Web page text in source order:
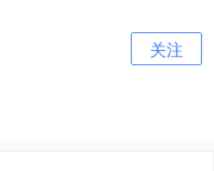
关注